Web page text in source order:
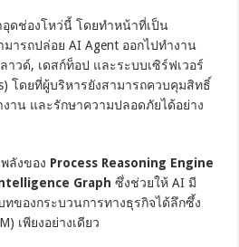
ดช่องโหว่นี้ โดยทำหน้าที่เป็น
ารถปล่อย AI Agent ออกไปทำงาน
วด์, เดสก์ท็อป และระบบเซิร์ฟเวอร์
โดยที่ผู้บริหารยังสามารถควบคุมสิทธิ์
งาน และรักษาความปลอดภัยได้อย่าง
ลังของ Process Reasoning Engine
Graph ซึ่งช่วยให้ AI มี
ของกระบวนการทางธุรกิจได้ลึกซึ้ง
เพียงอย่างเดียว